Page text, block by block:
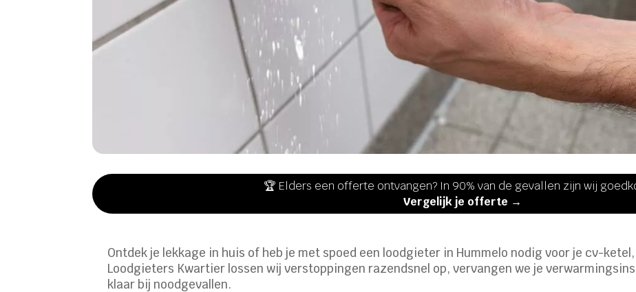
🏆 Elders een offerte ontvangen? In 90% van de gevallen zijn wij
Vergelijk je offerte →
Ontdek je lekkage in huis of heb je met spoed een loodgieter in Hummelo nodig voor je cv-
Loodgieters Kwartier lossen wij verstoppingen razendsnel op, vervangen we je
klaar bij noodgevallen.